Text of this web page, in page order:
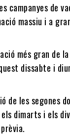
campanyes de
massiu i a
més gran de
dissabte i
de les segones
dimarts i els